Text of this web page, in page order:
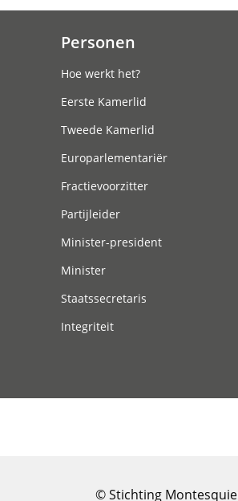
Personen
Hoe werkt het?
Eerste Kamerlid
Tweede Kamerlid
Europarlementariër
Fractievoorzitter
Partijleider
Minister-president
Minister
Staatssecretaris
Integriteit
© Stichting